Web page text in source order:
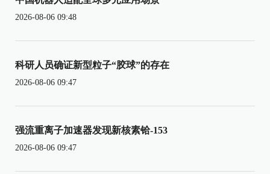
2026-08-06 09:48
科研人员确证新型粒子“胶球”的存在
2026-08-06 09:47
强流重离子加速器发现新核素铪-153
2026-08-06 09:47